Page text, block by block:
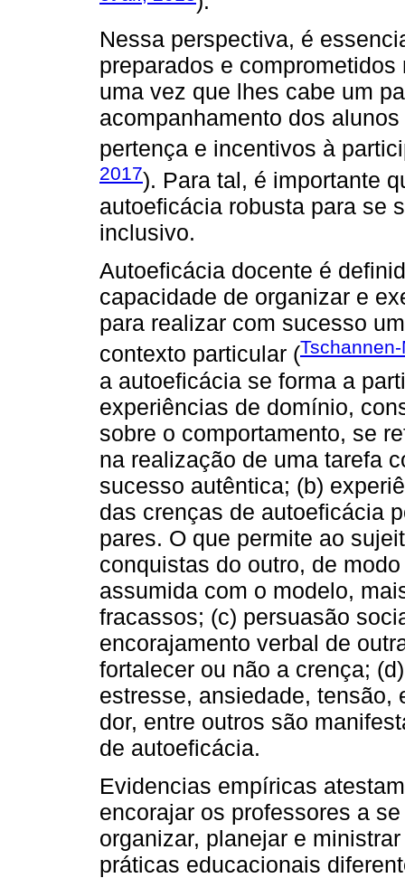
Nessa perspectiva, é
preparados e
uma vez que lhes cabe um
acompanhamento dos
pertença e incentivos à
2017). Para tal, é importante
autoeficácia robusta para se
inclusivo.
Autoeficácia docente é
capacidade de organizar e
para realizar com sucesso
contexto particular (
a autoeficácia se forma a
experiências de domínio,
sobre o comportamento, se
na realização de uma tarefa
sucesso autêntica; (b)
das crenças de autoeficácia
pares. O que permite ao
conquistas do outro, de
assumida com o modelo,
fracassos; (c) persuasão
encorajamento verbal de
fortalecer ou não a crença;
estresse, ansiedade, tensão,
dor, entre outros são
de autoeficácia.
Evidencias empíricas
encorajar os professores a
organizar, planejar e
práticas educacionais